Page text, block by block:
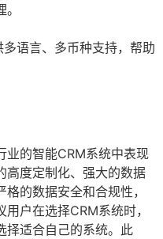
语言、多币种支持，帮助
业的智能CRM系统中表现
高度定制化、强大的数据
的数据安全和合规性，
户在选择CRM系统时，
择适合自己的系统。此